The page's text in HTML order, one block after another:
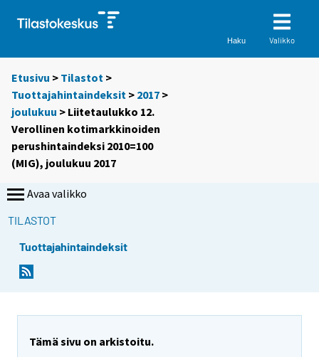
Haku Valikko
Etusivu > Tilastot >
Tuottajahintaindeksit > 2017 >
joulukuu > Liitetaulukko 12.
Verollinen kotimarkkinoiden
perushintaindeksi 2010=100
(MIG), joulukuu 2017
Avaa valikko
TILASTOT
Tuottajahintaindeksit
Tämä sivu on arkistoitu.